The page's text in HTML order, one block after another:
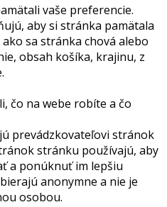
vaše preferencie.
aby si stránka pamätala
sa stránka chová alebo
obsah košíka, krajinu, z
čo na webe robíte a čo
prevádzkovateľovi stránok
stránku používajú, aby
a ponúknuť im lepšiu
anonymne a nie je
osobou.